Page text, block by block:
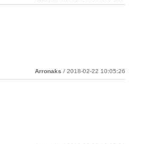
Arronaks / 2018-02-22 10:05:26